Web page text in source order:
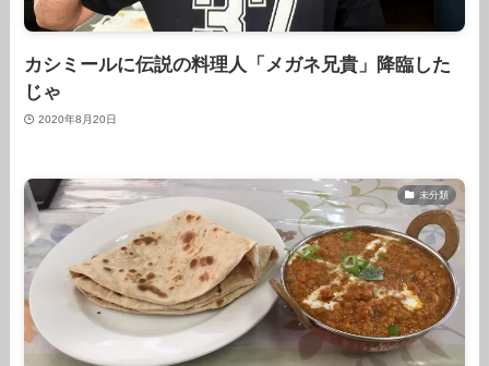
カシミールに伝説の料理人「メガネ兄貴」降臨した
じゃ
2020年8月20日
未分類